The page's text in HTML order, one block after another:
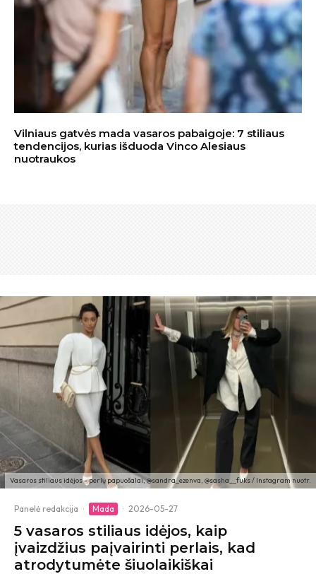
Vilniaus gatvės mada vasaros pabaigoje: 7 stiliaus
tendencijos, kurias išduoda Vinco Alesiaus
nuotraukos
Vasaros stiliaus idėjos - perlų papuošalai, @sandra_ezenva, @sasha__fuks / Instagram nuotr.
Panelė redakcija · Mada · 2026-05-27
5 vasaros stiliaus idėjos, kaip
įvaizdžius paįvairinti perlais, kad
atrodytumėte šiuolaikiškai